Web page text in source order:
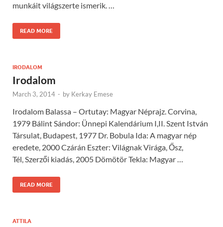
munkáit világszerte ismerik. …
READ MORE
IRODALOM
Irodalom
March 3, 2014 - by Kerkay Emese
Irodalom Balassa – Ortutay: Magyar Néprajz. Corvina,
1979 Bálint Sándor: Ünnepi Kalendárium I,II. Szent István
Társulat, Budapest, 1977 Dr. Bobula Ida: A magyar nép
eredete, 2000 Czárán Eszter: Világnak Virága, Ősz,
Tél, Szerzői kiadás, 2005 Dömötör Tekla: Magyar …
READ MORE
ATTILA